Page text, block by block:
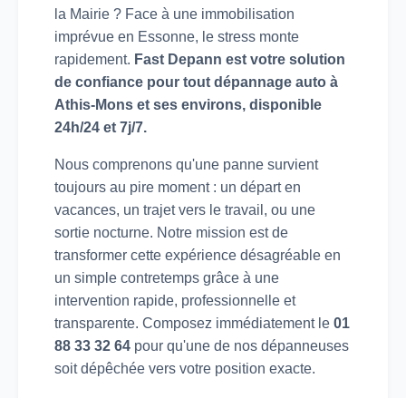
la Mairie ? Face à une immobilisation
imprévue en Essonne, le stress monte
rapidement. Fast Depann est votre solution
de confiance pour tout dépannage auto à
Athis-Mons et ses environs, disponible
24h/24 et 7j/7.
Nous comprenons qu'une panne survient
toujours au pire moment : un départ en
vacances, un trajet vers le travail, ou une
sortie nocturne. Notre mission est de
transformer cette expérience désagréable en
un simple contretemps grâce à une
intervention rapide, professionnelle et
transparente. Composez immédiatement le 01
88 33 32 64 pour qu'une de nos dépanneuses
soit dépêchée vers votre position exacte.